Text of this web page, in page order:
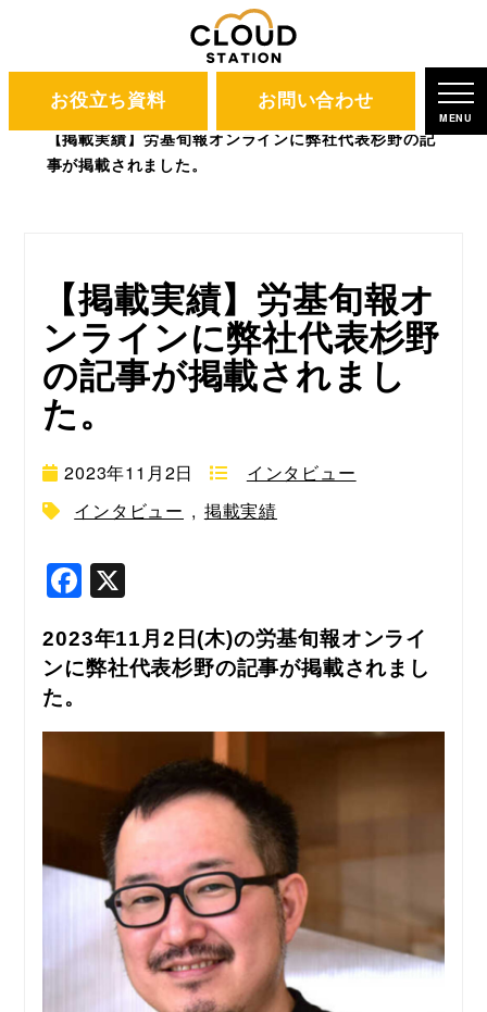
お役立ち資料 お問い合わせ
MENU
CLOUD STATION
ブログ
【掲載実績】労基旬報オンラインに弊社代表杉野の記
事が掲載されました。
【掲載実績】労基旬報オ
ンラインに弊社代表杉野
の記事が掲載されまし
た。
2023年11月2日
インタビュー
インタビュー , 掲載実績
F
a
c
e
b
o
2023年11月2日(木)の労基旬報オンライ
ンに弊社代表杉野の記事が掲載されまし
た。